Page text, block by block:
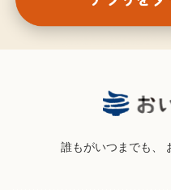
誰もがいつまでも、